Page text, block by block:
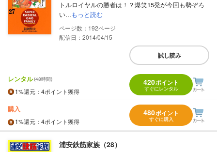
トルロイヤルの勝者は！？爆笑15発が今回も勢ぞろ
い...もっと読む
192
配信日：2014/04/15
試し読み
レンタル(48時間)
1%還元 ：4ポイント獲得
420ポイント
すぐにレンタル
購入
1%還元 ：4ポイント獲得
480ポイント
すぐに購入
浦安鉄筋家族（28）